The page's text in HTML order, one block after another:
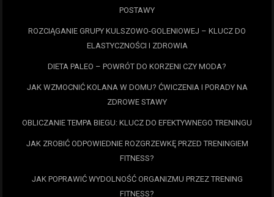
POSTAWY
ROZCIĄGANIE GRUPY KULSZOWO-GOLENIOWEJ – KLUCZ DO
ELASTYCZNOŚCI I ZDROWIA
DIETA PALEO – POWRÓT DO KORZENI CZY MODA?
JAK WZMOCNIĆ KOLANA W DOMU? ĆWICZENIA I PORADY NA
ZDROWE STAWY
OBLICZANIE TEMPA BIEGU: KLUCZ DO EFEKTYWNEGO TRENINGU
JAK ZROBIĆ ODPOWIEDNIE ROZGRZEWKĘ PRZED TRENINGIEM
FITNESS?
JAK POPRAWIĆ WYDOLNOŚĆ ORGANIZMU PRZEZ TRENING
FITNESS?